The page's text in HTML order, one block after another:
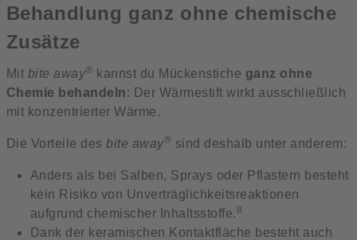
Behandlung ganz ohne chemische
Zusätze
Mit bite away® kannst du Mückenstiche ganz ohne
Chemie behandeln: Der Wärmestift wirkt ausschließlich
mit konzentrierter Wärme.
Die Vorteile des bite away® sind deshalb unter anderem:
Anders als bei Salben, Sprays oder Pflastern besteht
kein Risiko von Unverträglichkeitsreaktionen
aufgrund chemischer Inhaltsstoffe.8
Dank der keramischen Kontaktfläche besteht auch